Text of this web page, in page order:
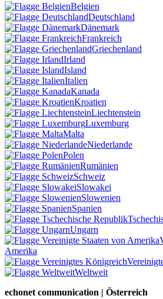
Belgien
Deutschland
Dänemark
Frankreich
Griechenland
Irland
Island
Italien
Kanada
Kroatien
Liechtenstein
Luxemburg
Malta
Niederlande
Polen
Rumänien
Schweiz
Slowakei
Slowenien
Spanien
Ungarn
Amerika
Weltweit
echonet communication | Österreich